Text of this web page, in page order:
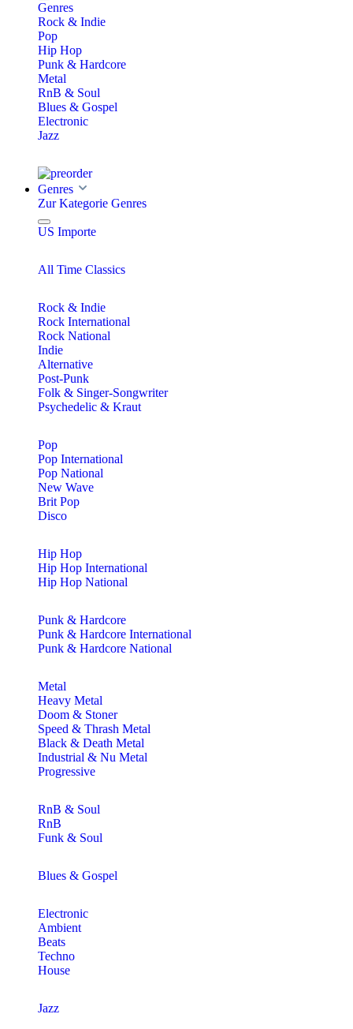
Genres
Rock & Indie
Pop
Hip Hop
Punk & Hardcore
Metal
RnB & Soul
Blues & Gospel
Electronic
Jazz
Genres
Zur Kategorie Genres
US Importe
All Time Classics
Rock & Indie
Rock International
Rock National
Indie
Alternative
Post-Punk
Folk & Singer-Songwriter
Psychedelic & Kraut
Pop
Pop International
Pop National
New Wave
Brit Pop
Disco
Hip Hop
Hip Hop International
Hip Hop National
Punk & Hardcore
Punk & Hardcore International
Punk & Hardcore National
Metal
Heavy Metal
Doom & Stoner
Speed & Thrash Metal
Black & Death Metal
Industrial & Nu Metal
Progressive
RnB & Soul
RnB
Funk & Soul
Blues & Gospel
Electronic
Ambient
Beats
Techno
House
Jazz